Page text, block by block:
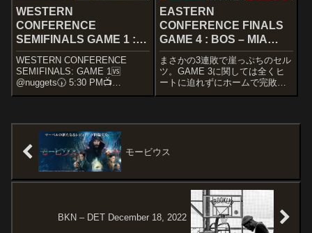
WESTERN
CONFERENCE
SEMIFINALS GAME 1 :
PHX – DEN April 29,
2023
WESTERN CONFERENCE
SEMIFINALS: GAME 1🆚
@nuggets🕠 5:30 PM📺
@NBAonTNT📻 @AZSports |
P...
EASTERN
CONFERENCE FINALS
GAME 4 : BOS – MIA
MAY 23, 2023
まさかの3連敗で崖っぷちのセル
ツ。GAME 3に関しては全くヒ
ートに迫れずにホームで完敗す
る形となりました。ウエストで
ンファレンス優勝を果たしファ
は一矢報いる...
モービウス
BKN – DET December 18, 2022